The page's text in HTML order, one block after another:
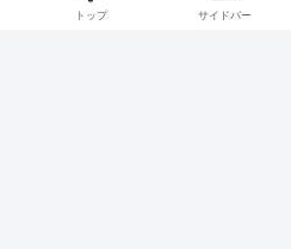
尽くし、歌手と俳優双方
トップ サイドバー